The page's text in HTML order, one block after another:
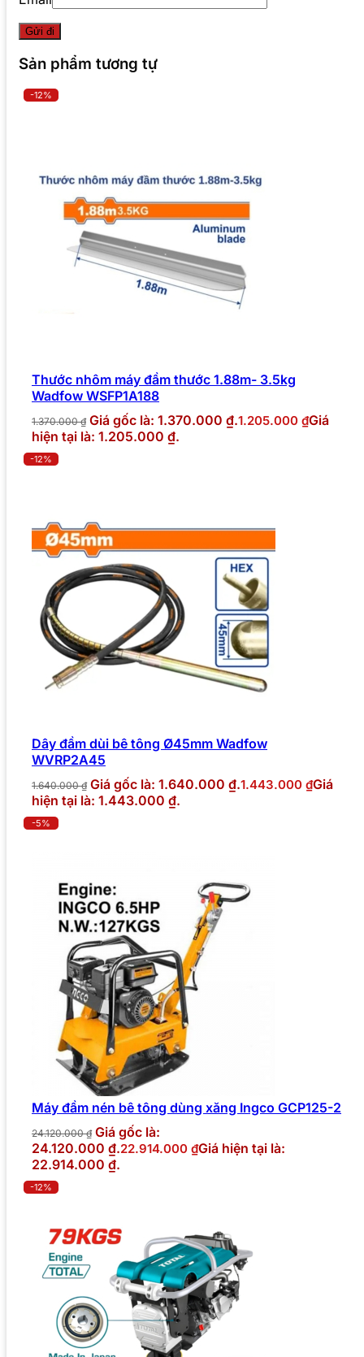
Sản phẩm tương tự
-12%
Thước nhôm máy đầm thước 1.88m- 3.5kg
Wadfow WSFP1A188
1.370.000₫ Giá gốc là: 1.370.000 ₫.1.205.000 ₫Giá
hiện tại là: 1.205.000 ₫.
-12%
Dây đầm dùi bê tông Ø45mm Wadfow
WVRP2A45
1.640.000₫ Giá gốc là: 1.640.000 ₫.1.443.000 ₫Giá
hiện tại là: 1.443.000 ₫.
-5%
Máy đầm nén bê tông dùng xăng Ingco GCP125-2
24.120.000₫ Giá gốc là:
24.120.000 ₫.22.914.000 ₫Giá hiện tại là:
22.914.000 ₫.
-12%